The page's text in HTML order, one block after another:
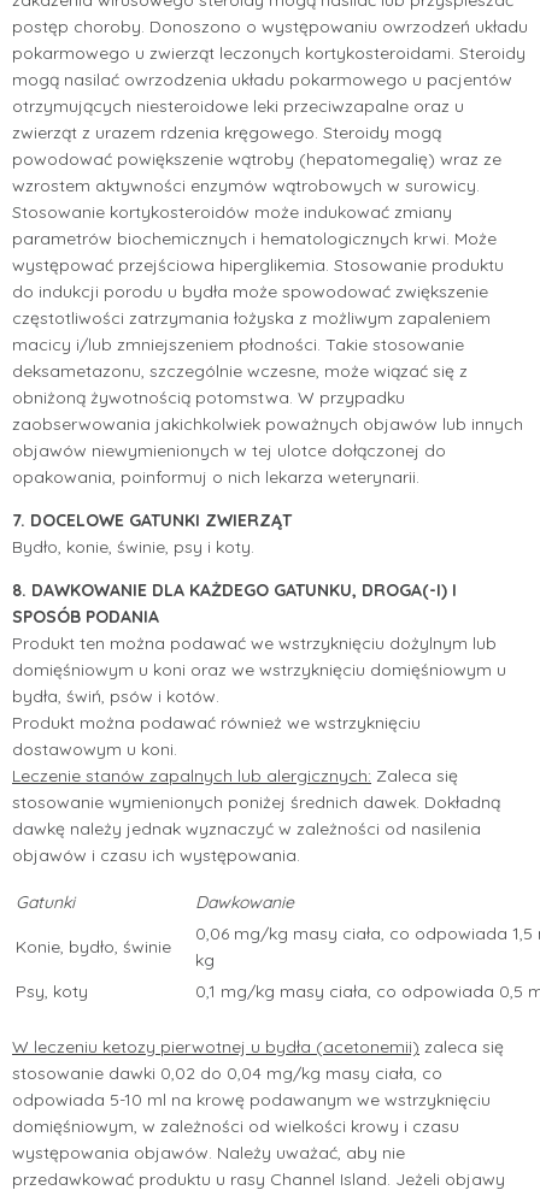
postęp choroby. Donoszono o występowaniu owrzodzeń układu
pokarmowego u zwierząt leczonych kortykosteroidami. Steroidy
mogą nasilać owrzodzenia układu pokarmowego u pacjentów
otrzymujących niesteroidowe leki przeciwzapalne oraz u
zwierząt z urazem rdzenia kręgowego. Steroidy mogą
powodować powiększenie wątroby (hepatomegalię) wraz ze
wzrostem aktywności enzymów wątrobowych w surowicy.
Stosowanie kortykosteroidów może indukować zmiany
parametrów biochemicznych i hematologicznych krwi. Może
występować przejściowa hiperglikemia. Stosowanie produktu
do indukcji porodu u bydła może spowodować zwiększenie
częstotliwości zatrzymania łożyska z możliwym zapaleniem
macicy i/lub zmniejszeniem płodności. Takie stosowanie
deksametazonu, szczególnie wczesne, może wiązać się z
obniżoną żywotnością potomstwa. W przypadku
zaobserwowania jakichkolwiek poważnych objawów lub innych
objawów niewymienionych w tej ulotce dołączonej do
opakowania, poinformuj o nich lekarza weterynarii.
7. DOCELOWE GATUNKI ZWIERZĄT
Bydło, konie, świnie, psy i koty.
8. DAWKOWANIE DLA KAŻDEGO GATUNKU, DROGA(-I) I
SPOSÓB PODANIA
Produkt ten można podawać we wstrzyknięciu dożylnym lub
domięśniowym u koni oraz we wstrzyknięciu domięśniowym u
bydła, świń, psów i kotów.
Produkt można podawać również we wstrzyknięciu
dostawowym u koni.
Leczenie stanów zapalnych lub alergicznych: Zaleca się
stosowanie wymienionych poniżej średnich dawek. Dokładną
dawkę należy jednak wyznaczyć w zależności od nasilenia
objawów i czasu ich występowania.
Gatunki Dawkowanie
Konie, bydło, świnie
0,06 mg/kg masy ciała, co odpowiada
kg
Psy, koty
0,1 mg/kg masy ciała, co odpowiada 0,5
W leczeniu ketozy pierwotnej u bydła (acetonemii) zaleca się
stosowanie dawki 0,02 do 0,04 mg/kg masy ciała, co
odpowiada 5-10 ml na krowę podawanym we wstrzyknięciu
domięśniowym, w zależności od wielkości krowy i czasu
występowania objawów. Należy uważać, aby nie
przedawkować produktu u rasy Channel Island. Jeżeli objawy